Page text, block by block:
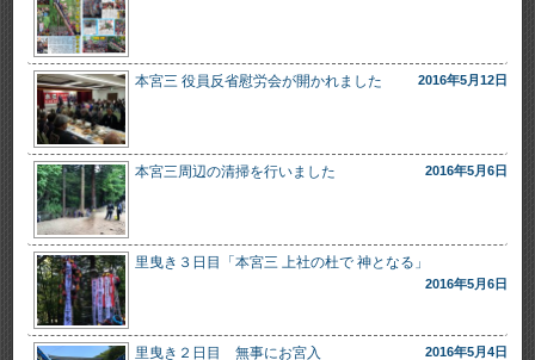
本宮三 役員反省慰労会が開かれました 2016年5月12日
本宮三周辺の清掃を行いました 2016年5月6日
里曳き３日目「本宮三 上社の杜で 神となる」
2016年5月6日
里曳き２日目 無事にお宮入 2016年5月4日